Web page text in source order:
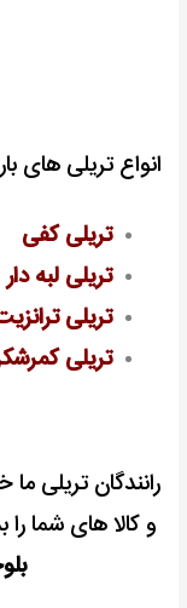
انواع تریلی های
تریلی کفی
تریلی لبه دار
تریلی
تریلی
رانندگان تریلی
و کالا های شما